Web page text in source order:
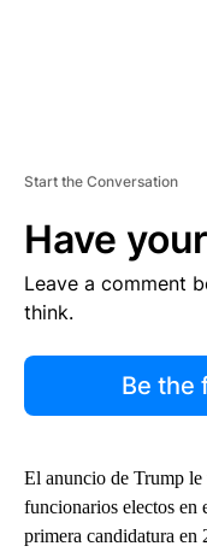
Start the Conversation
Have
Leave a comment
think.
Be the
El anuncio de Trump
funcionarios electos en
primera candidatura